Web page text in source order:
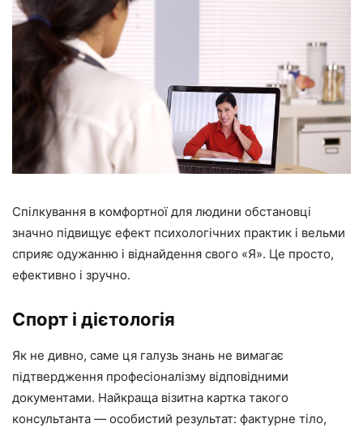
Спілкування в комфортної для людини обстановці
значно підвищує ефект психологічних практик і вельми
сприяє одужанню і віднайдення свого «Я». Це просто,
ефективно і зручно.
Спорт і дієтологія
Як не дивно, саме ця галузь знань не вимагає
підтвердження професіоналізму відповідними
документами. Найкраща візитна картка такого
консультанта — особистий результат: фактурне тіло,